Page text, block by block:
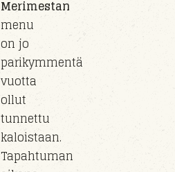
Merimestan
menu
on jo
parikymmentä
vuotta
ollut
tunnettu
kaloistaan.
Tapahtuman